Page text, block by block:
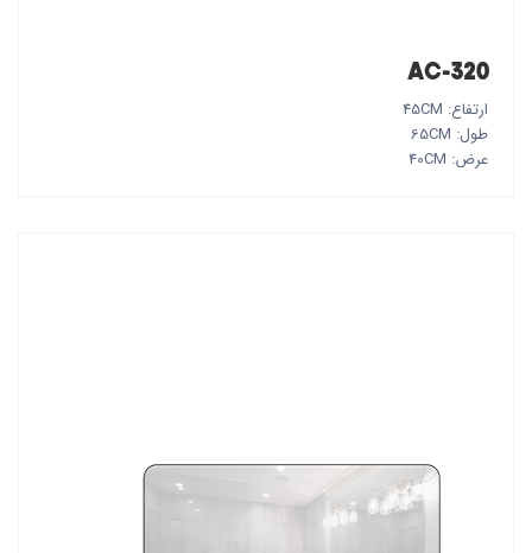
AC-320
ارتفاع: 45CM
طول: 65CM
عرض: 40CM